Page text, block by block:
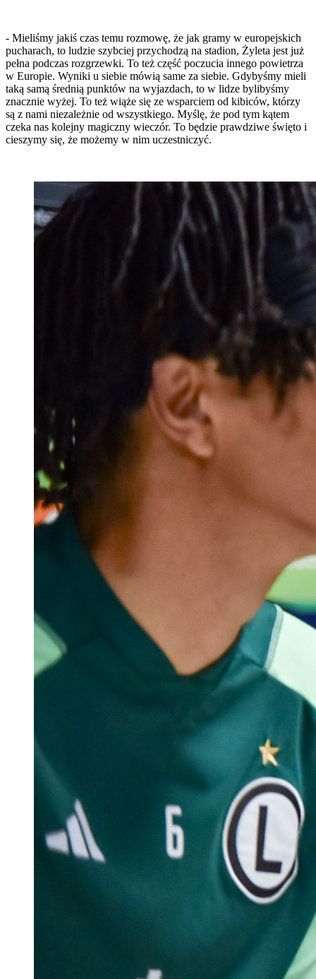
- Mieliśmy jakiś czas temu rozmowę, że jak gramy w europejskich
pucharach, to ludzie szybciej przychodzą na stadion, Żyleta jest już
pełna podczas rozgrzewki. To też część poczucia innego powietrza
w Europie. Wyniki u siebie mówią same za siebie. Gdybyśmy mieli
taką samą średnią punktów na wyjazdach, to w lidze bylibyśmy
znacznie wyżej. To też wiąże się ze wsparciem od kibiców, którzy
są z nami niezależnie od wszystkiego. Myślę, że pod tym kątem
czeka nas kolejny magiczny wieczór. To będzie prawdziwe święto i
cieszymy się, że możemy w nim uczestniczyć.